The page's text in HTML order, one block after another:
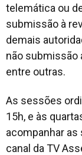
telemática ou
submissão à
demais
não submissão
entre outras.
As sessões
15h, e às
acompanhar
canal da TV